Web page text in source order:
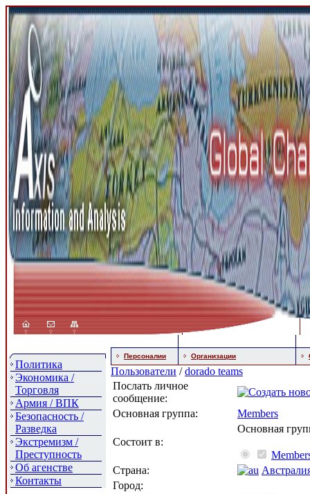
Политика
Экономика /
Торговля
Армия / ВПК
Безопасность /
Разведка
Экстремизм /
Преступность
Об агенстве
Контакты
Персоналии Организации
Пользователи /dorado teams
Послать личное
сообщение:
Основная группа:
Members
Состоит в:
Основная
Страна:
Город: